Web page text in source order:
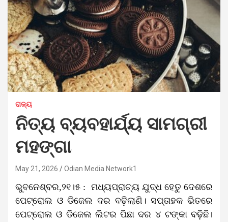
ରାଜ୍ୟ
ନିତ୍ୟ ବ୍ୟବହାର୍ଯ୍ୟ ସାମଗ୍ରୀ
ମହଙ୍ଗା
May 21, 2026 Odian Media Network1
ଭୁବନେଶ୍ବର,୨୧।୫ : ମଧ୍ୟପ୍ରାଚ୍ୟ ଯୁଦ୍ଧ ହେତୁ ଦେଶରେ
ପେଟ୍ରୋଲ ଓ ଡିଜେଲ ଦର ବଢ଼ିଲାଣି। ସପ୍ତାହକ ଭିତରେ
ପେଟ୍ରୋଲ ଓ ଡିଜେଲ ଲିଟର ପିଛା ଦର ୪ ଟଙ୍କା ବଢ଼ିଛି।